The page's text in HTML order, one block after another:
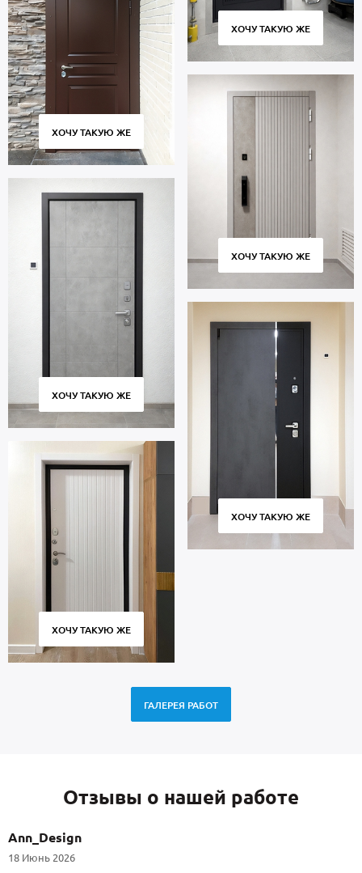
ХОЧУ ТАКУЮ ЖЕ
ХОЧУ ТАКУЮ ЖЕ
ХОЧУ ТАКУЮ ЖЕ
ХОЧУ ТАКУЮ ЖЕ
ХОЧУ ТАКУЮ ЖЕ
ХОЧУ ТАКУЮ ЖЕ
ГАЛЕРЕЯ РАБОТ
Отзывы о нашей работе
Ann_Design
18 Июнь 2026